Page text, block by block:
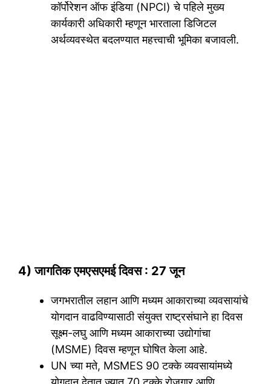
कॉर्पोरेशन ऑफ इंडिया (NPCI) चे पहिले मुख्य
कार्यकारी अधिकारी म्हणून भारताला डिजिटल
अर्थव्यवस्थेत बदलण्यात महत्त्वाची भूमिका बजावली.
4) जागतिक एमएसएमई दिवस : 27 जून
जगभरातील लहान आणि मध्यम आकाराच्या व्यवसायांचे
योगदान वाढविण्यासाठी संयुक्त राष्ट्रसंघाने हा दिवस
सूक्ष्म-लघु आणि मध्यम आकाराच्या उद्योगांचा
(MSME) दिवस म्हणून घोषित केला आहे.
UN च्या मते, MSMES 90 टक्के व्यवसायांमध्ये